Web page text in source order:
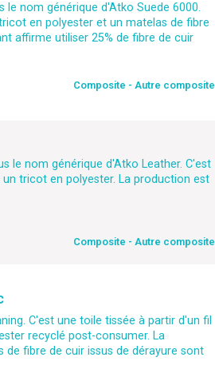
le nom générique d'Atko Suede 6000.
en polyester et un matelas de fibre
affirme utiliser 25% de fibre de cuir
Composite - Autre composite
le nom générique d'Atko Leather. C'est
tricot en polyester. La production est
Composite - Autre composite
C'est une toile tissée à partir d'un fil
recyclé post-consumer. La
de fibre de cuir issus de dérayure sont